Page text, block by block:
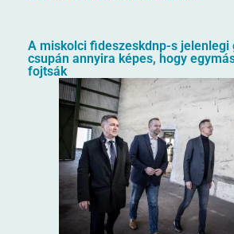
A miskolci fideszeskdnp-s jelenlegi
csupán annyira képes, hogy
fojtsák